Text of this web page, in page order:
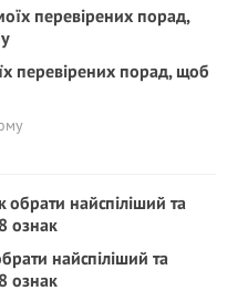
перевірених порад, щоб
найспіліший та
ознак